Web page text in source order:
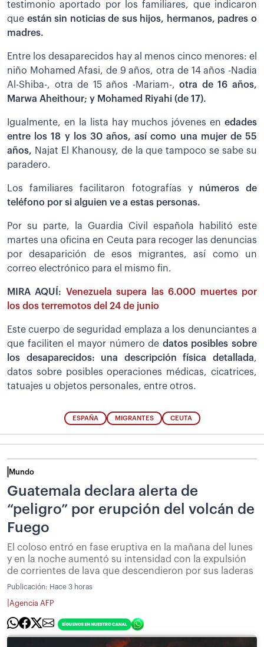
testimonio aportado por los familiares, que indicaron
que están sin noticias de sus hijos, hermanos, padres o
madres.
Entre los desaparecidos hay al menos cinco menores: el
niño Mohamed Afasi, de 9 años, otra de 14 años -Nadia
Al-Shiba-, otra de 15 años -Mariam-,otra de 16 años,
Marwa Aheithour; y Mohamed Riyahi (de 17).
Igualmente, en la lista hay muchos jóvenes en edades
entre los 18 y los 30 años, así como una mujer de 55
años, Najat El Khanousy, de la que tampoco se sabe su
paradero.
Los familiares facilitaron fotografías ynúmeros de
teléfono por si alguien ve a estas personas.
Por su parte, la Guardia Civil española habilitó este
martes una oficina en Ceuta para recoger las denuncias
por desaparición de esos migrantes, así como un
correo electrónico para el mismo fin.
MIRA AQUÍ: Venezuela supera las 6.000 muertes por
los dos terremotos del 24 de junio
Este cuerpo de seguridad emplaza a los denunciantes a
que faciliten el mayor número de datos posibles sobre
los desaparecidos: una descripción física detallada,
datos sobre posibles operaciones médicas, cicatrices,
tatuajes u objetos personales, entre otros.
ESPAÑA MIGRANTES CEUTA
Mundo
Guatemala declara alerta de
“peligro” por erupción del volcán de
Fuego
El coloso entró en fase eruptiva en la mañana del lunes
y en la noche aumentó su intensidad con la expulsión
de corrientes de lava que descendieron por sus laderas
Publicación: Hace 3 horas
Agencia AFP